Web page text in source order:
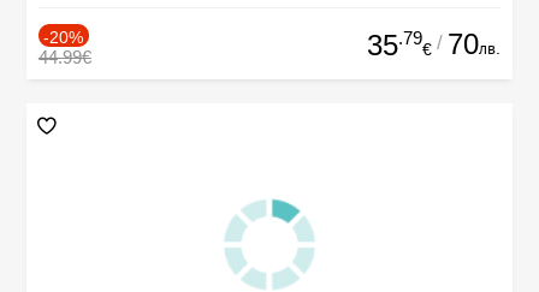
-20%
44.99€ 35.79
€ / 70лв.